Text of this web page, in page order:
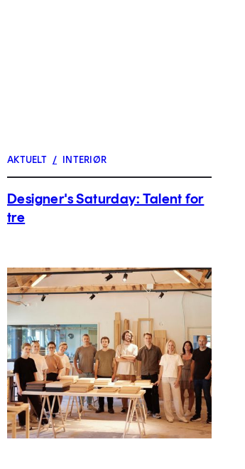
AKTUELT / INTERIØR
Designer's Saturday: Talent for
tre